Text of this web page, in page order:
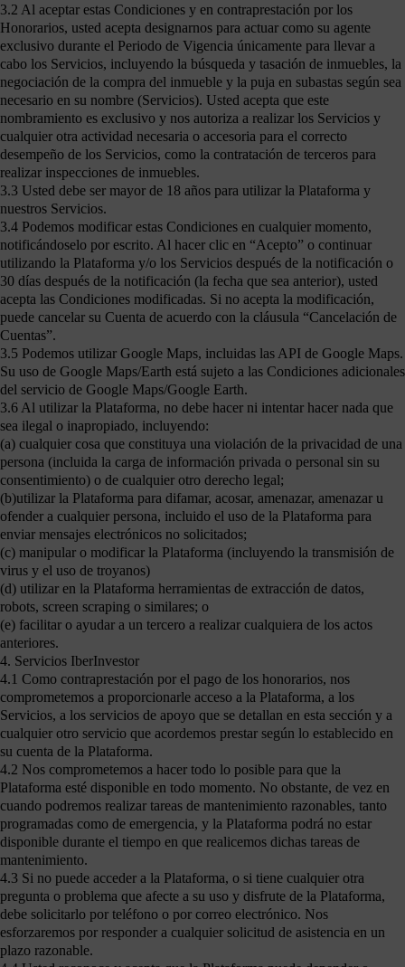
3.2 Al aceptar estas Condiciones y en contraprestación por los
Honorarios, usted acepta designarnos para actuar como su agente
exclusivo durante el Periodo de Vigencia únicamente para llevar a
cabo los Servicios, incluyendo la búsqueda y tasación de inmuebles, la
negociación de la compra del inmueble y la puja en subastas según sea
necesario en su nombre (Servicios). Usted acepta que este
nombramiento es exclusivo y nos autoriza a realizar los Servicios y
cualquier otra actividad necesaria o accesoria para el correcto
desempeño de los Servicios, como la contratación de terceros para
realizar inspecciones de inmuebles.
3.3 Usted debe ser mayor de 18 años para utilizar la Plataforma y
nuestros Servicios.
3.4 Podemos modificar estas Condiciones en cualquier momento,
notificándoselo por escrito. Al hacer clic en “Acepto” o continuar
utilizando la Plataforma y/o los Servicios después de la notificación o
30 días después de la notificación (la fecha que sea anterior), usted
acepta las Condiciones modificadas. Si no acepta la modificación,
puede cancelar su Cuenta de acuerdo con la cláusula “Cancelación de
Cuentas”.
3.5 Podemos utilizar Google Maps, incluidas las API de Google Maps.
Su uso de Google Maps/Earth está sujeto a las Condiciones adicionales
del servicio de Google Maps/Google Earth.
3.6 Al utilizar la Plataforma, no debe hacer ni intentar hacer nada que
sea ilegal o inapropiado, incluyendo:
(a) cualquier cosa que constituya una violación de la privacidad de una
persona (incluida la carga de información privada o personal sin su
consentimiento) o de cualquier otro derecho legal;
(b)utilizar la Plataforma para difamar, acosar, amenazar, amenazar u
ofender a cualquier persona, incluido el uso de la Plataforma para
enviar mensajes electrónicos no solicitados;
(c) manipular o modificar la Plataforma (incluyendo la transmisión de
virus y el uso de troyanos)
(d) utilizar en la Plataforma herramientas de extracción de datos,
robots, screen scraping o similares; o
(e) facilitar o ayudar a un tercero a realizar cualquiera de los actos
anteriores.
4. Servicios IberInvestor
4.1 Como contraprestación por el pago de los honorarios, nos
comprometemos a proporcionarle acceso a la Plataforma, a los
Servicios, a los servicios de apoyo que se detallan en esta sección y a
cualquier otro servicio que acordemos prestar según lo establecido en
su cuenta de la Plataforma.
4.2 Nos comprometemos a hacer todo lo posible para que la
Plataforma esté disponible en todo momento. No obstante, de vez en
cuando podremos realizar tareas de mantenimiento razonables, tanto
programadas como de emergencia, y la Plataforma podrá no estar
disponible durante el tiempo en que realicemos dichas tareas de
mantenimiento.
4.3 Si no puede acceder a la Plataforma, o si tiene cualquier otra
pregunta o problema que afecte a su uso y disfrute de la Plataforma,
debe solicitarlo por teléfono o por correo electrónico. Nos
esforzaremos por responder a cualquier solicitud de asistencia en un
plazo razonable.